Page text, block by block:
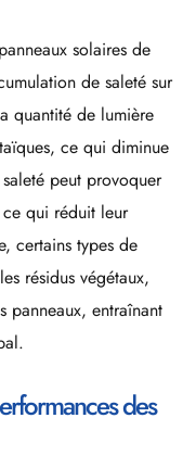
solaires de
de saleté sur
quantité de lumière
ce qui diminue
peut provoquer
ce qui réduit leur
certains types de
résidus végétaux,
panneaux, entraînant
des